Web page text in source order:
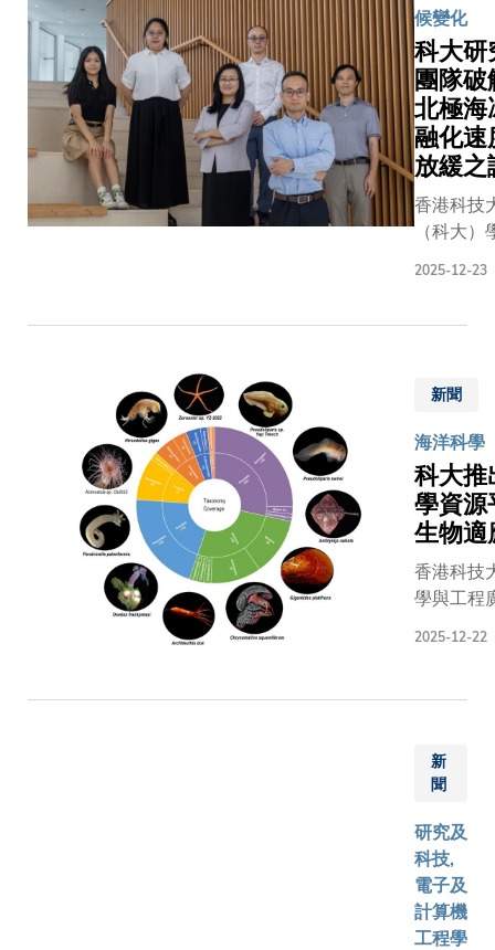
力於全面
製適配複
體如AP-1
及AP-4的
運送蛋白
組，這些
合體的功
MEDNIK
合症、X染
色體相關
AP-4缺陷
有直接關
係。」郭
授進一步
釋：「我
的研究透
在體外重
運輸過程
並應用定
蛋白組學
開闢了全
域。這方
直接識別
需要依賴
4將其包裝
到囊泡中
蛋白質，
分散和零
的認知轉
色體級基
因家族分
與營養攝
與溶酶體
疫反應相
途徑顯著
映珊瑚在
的深海環
過強化
細胞消化
遺傳層
供所需的
富有意義
互動基礎
邁出重要
步，為深
學術與科
合作奠定
堅實合作
礎，並彰
兩校在全
教育與科
如教授在
斯托大學
校長（全
事務）
Michele
授，並主
會持領導
級會面。
院院長王
厚教授、
理副校長
（大學數
研究）萊
詩博士、
理副校長
候變化
科大研
團隊破
北極海
融化速
放緩之
香港科技
（科大）
往每十年
降至每十
0.4%，
因與北大
濤動（
Atlantic
稱NAO）
壓形勢變
空氣因而
內。然而
NAO正
2040年
至頂峰，
料進入負
周期，北
2025-12-23
新聞
海洋科學
科大推
學資源
生物適
香港科技
學與工程
一站式整
工具，
平台旨
理解，從
制的全球
以下逾
最龐大且
一，其生
2025-12-22
新
聞
研究及
科技,
電子及
計算機
工程學